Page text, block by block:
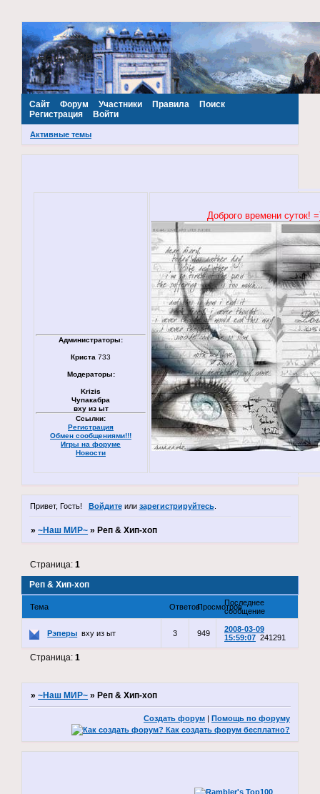
~Наш МИР~
Сайт Форум Участники Правила
Поиск
Регистрация
Войти
Активные темы
Администраторы:
Криста 733
Модераторы:
Krizis
Чупакабра
вху из ыт
Ссылки:
Регистрация
Обмен сообщениями!!!
Игры на форуме
Новости
Доброго времени суток!
Привет, Гость! Войдитеили зарегистрируйтесь.
»~Наш МИР~ » Реп & Хип-хоп
Реп & Хип-хоп
Страница:1
Тема ОтветовПросмотровПоследнее
сообщение
Рэперы вху из ыт 3 949
2008-03-09
15:59:07 241291
Страница:1
»~Наш МИР~ » Реп & Хип-хоп
Создать форум | Помощь по форуму